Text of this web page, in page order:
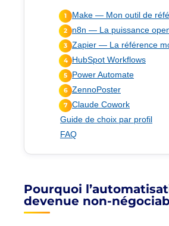
1 Make — Mon outil de
2 n8n — La puissance
3 Zapier — La référence
4 HubSpot Workflows
5 Power Automate
6 ZennoPoster
7
Claude Cowork
Guide de choix par profil
FAQ
Pourquoi
devenue non-